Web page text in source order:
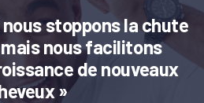
stoppons la chute
nous facilitons
de nouveaux
»